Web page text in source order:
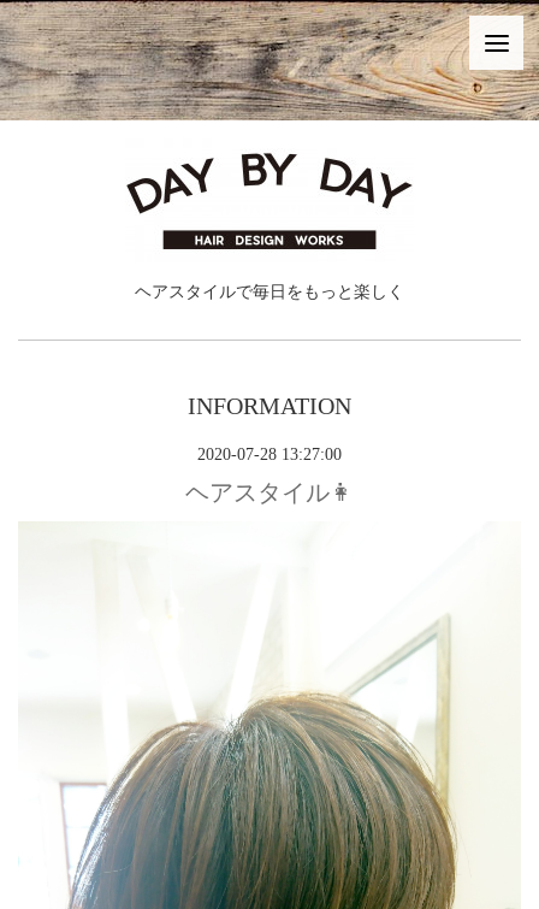
ヘアスタイルで毎日をもっと楽しく
INFORMATION
2020-07-28 13:27:00
ヘアスタイル👩